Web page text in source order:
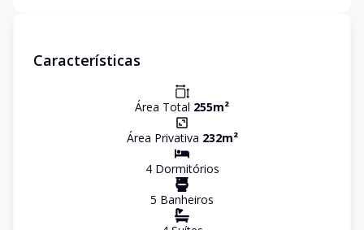
Características
Área Total 255m²
Área Privativa 232m²
4Dormitórios
5 Banheiros